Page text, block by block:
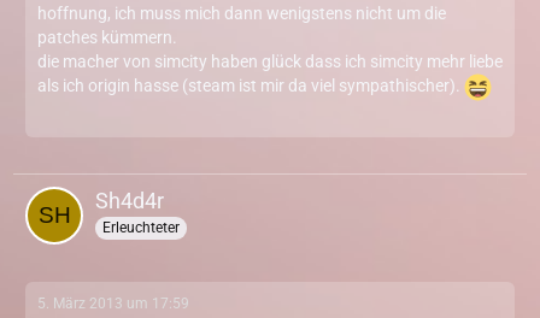
hoffnung, ich muss mich dann wenigstens nicht um die
patches kümmern.
die macher von simcity haben glück dass ich simcity mehr liebe
als ich origin hasse (steam ist mir da viel sympathischer).
Sh4d4r
Erleuchteter
5. März 2013 um 17:59